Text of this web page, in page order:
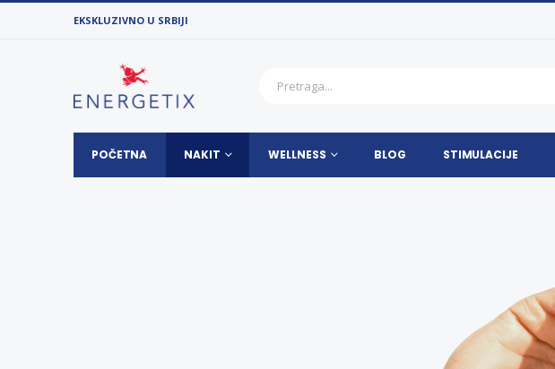
EKSKLUZIVNO U SRBIJI
POČETNA NAKIT WELLNESS BLOG STIMULACIJE